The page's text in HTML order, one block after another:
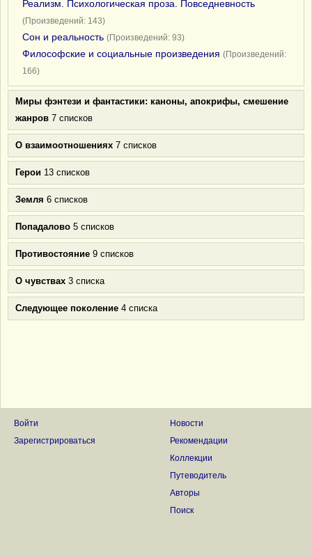
Реализм. Психологическая проза. Повседневность
(Произведений: 143)
Сон и реальность (Произведений: 93)
Философские и социальные произведения (Произведений:
166)
Миры фэнтези и фантастики: каноны, апокрифы, смешение
жанров 7 списков
О взаимоотношениях 7 списков
Герои 13 списков
Земля 6 списков
Попадалово 5 списков
Противостояние 9 списков
О чувствах 3 списка
Следующее поколение 4 списка
Войти
Зарегистрироваться
Новости
Рекомендации
Коллекции
Путеводитель
Авторы
Поиск